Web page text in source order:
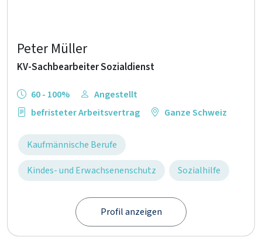
Peter Müller
KV-Sachbearbeiter Sozialdienst
60 - 100%
Angestellt
befristeter Arbeitsvertrag
Ganze Schweiz
Kaufmännische Berufe
Kindes- und Erwachsenenschutz
Sozialhilfe
Profil anzeigen